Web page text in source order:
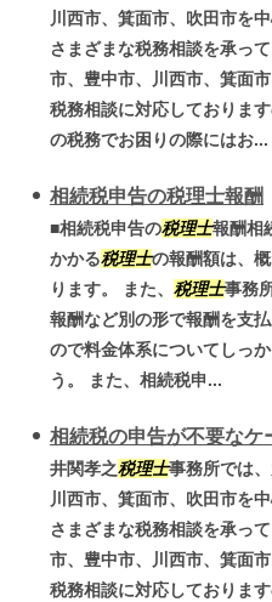
川西市、箕面市、吹田市を
さまざまな税務相談を承っ
市、豊中市、川西市、箕面
税務相談に対応しておりま
の税務でお困りの際にはお...
相続税申告の税理士報酬
■相続税申告の税理士報酬相
かかる税理士の報酬額は、
ります。 また、 税理士事務
報酬など別の形で報酬を支
ので料金体系についてしっ
う。 また、相続税申...
相続税の申告が不要なケ
井関孝之税理士事務所では
川西市、箕面市、吹田市を
さまざまな税務相談を承っ
市、豊中市、川西市、箕面
税務相談に対応しておりま